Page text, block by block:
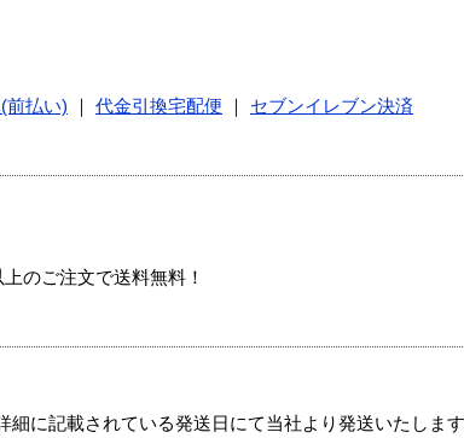
前払い) 代金引換宅配便
セブンイレブン決済
のご注文で送料無料！
に記載されている発送日にて当社より発送いたします